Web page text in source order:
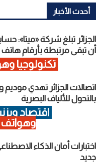
أحدث الأخبار
الجزائر تبلغ شركة «ميتا»:
أن تبقى مرتبطة بأرقام
تكنولوجيا
اتصالات الجزائر تهدي
بالتحول للألياف البصرية
اقتصاد
وهواتف
اختبارات أمان الذكاء
جديد